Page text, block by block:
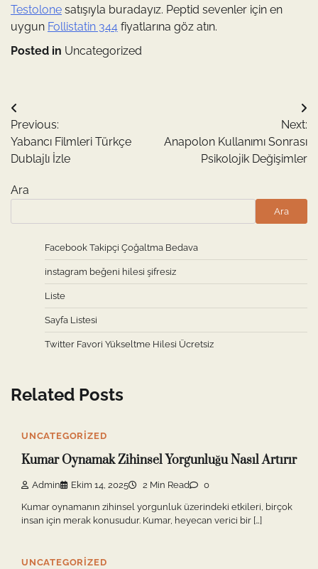
Testolone satışıyla buradayız. Peptid sevenler için en
uygun Follistatin 344 fiyatlarına göz atın.
Posted in Uncategorized
Yazı
gezinmesi
Previous:
Yabancı Filmleri Türkçe
Dublajlı İzle
Next:
Anapolon Kullanımı Sonrası
Psikolojik Değişimler
Ara
Ara
Facebook Takipçi Çoğaltma Bedava
instagram beğeni hilesi şifresiz
Liste
Sayfa Listesi
Twitter Favori Yükseltme Hilesi Ücretsiz
Related Posts
UNCATEGORIZED
Kumar Oynamak Zihinsel Yorgunluğu Nasıl Artırır
Admin Ekim 14, 2025 2 Min Read 0
Kumar oynamanın zihinsel yorgunluk üzerindeki etkileri, birçok
insan için merak konusudur. Kumar, heyecan verici bir […]
UNCATEGORIZED